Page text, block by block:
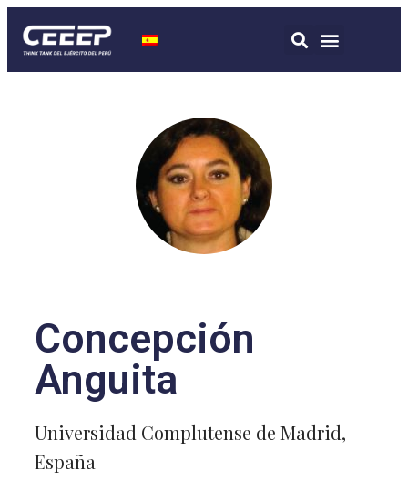
Concepción
Anguita
Universidad Complutense de Madrid,
España